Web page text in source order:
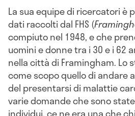
La sua equipe di ricercatori è
dati raccolti dal FHS (
compiuto nel 1948, e che
uomini e donne tra i 30 e i 62
nella città di Framingham. Lo
come scopo quello di andare
del presentarsi di malattie
varie domande che sono